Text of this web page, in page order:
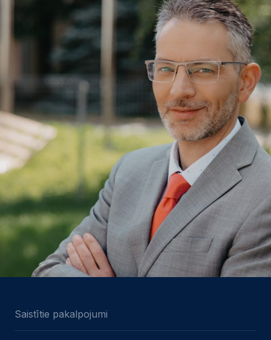
Saistītie pakalpojumi